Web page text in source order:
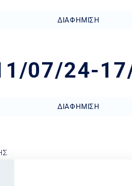
ΔΙΑΦΉΜΙΣΗ
07/24-
ΔΙΑΦΉΜΙΣΗ